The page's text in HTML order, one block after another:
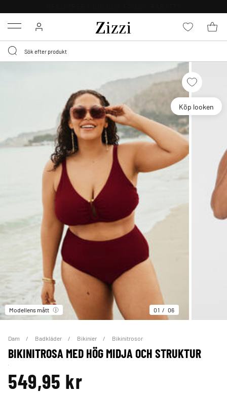
Menu
Köp looken
Modellens mått 01 06
Dam Badkläder Bikinier Bikinitrosor
BIKINITROSA MED HÖG MIDJA OCH STRUKTUR
549,95 kr